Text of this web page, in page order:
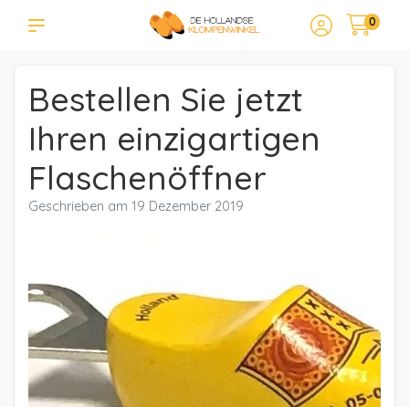
0
Bestellen Sie jetzt
Ihren einzigartigen
Flaschenöffner
Geschrieben am 19 Dezember 2019